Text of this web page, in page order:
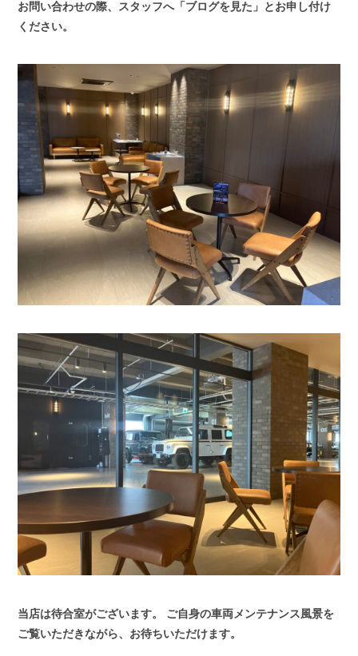
お問い合わせの際、スタッフへ「ブログを見た」とお申し付け
ください。
当店は待合室がございます。
ご自身の車両メンテナンス風景を
ご覧いただきながら、お待ちいただけます。